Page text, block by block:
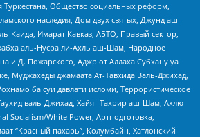
Туркестана, Общество социальных реформ,
наследия, Дом двух святых, Джунд аш-
Каида, Имарат Кавказ, АБТО, Правый сектор,
аль-Нусра ли-Ахль аш-Шам, Народное
и Д. Пожарского, Аджр от Аллаха Субхану уа
Муджахеды джамаата Ат-Тавхида Валь-Джихад,
ба суи давлати исломи, Террористическое
валь-Джихад, Хайят Тахрир аш-Шам, Ахлю
Socialism/White Power, Артподготовка,
“Красный пахарь”, Колумбайн, Хатлонский